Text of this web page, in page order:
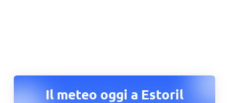
Il meteo oggi a Estoril